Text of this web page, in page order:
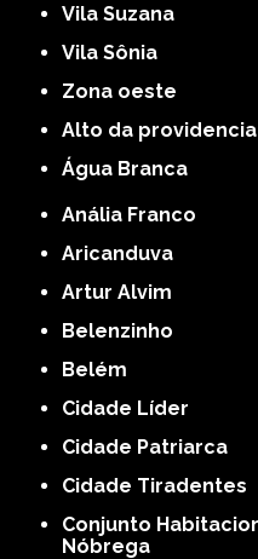
Vila Suzana
Vila Sônia
Zona oeste
alto da providencia
Água Branca
Anália Franco
Aricanduva
Artur Alvim
Belenzinho
Belém
Cidade Líder
Cidade Patriarca
Cidade Tiradentes
Conjunto Habitacional Padre Manoel da
Nóbrega